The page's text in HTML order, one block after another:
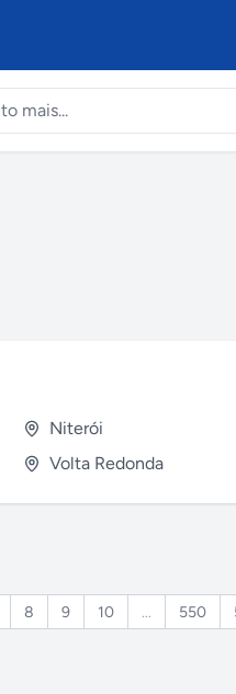
Niterói
Volta Redonda
8 9 10 ... 550